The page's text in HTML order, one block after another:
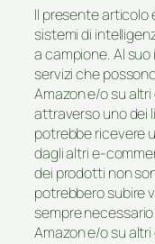
Il presente articolo
sistemi di
a campione. Al
servizi che
Amazon e/o su
attraverso uno dei
potrebbe ricevere
dagli altri e-
dei prodotti non
potrebbero subire
sempre
Amazon e/o su